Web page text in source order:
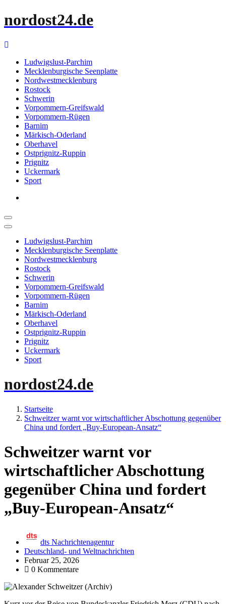
Inhalt
nordost24.de
Ludwigslust-Parchim
Mecklenburgische Seenplatte
Nordwestmecklenburg
Rostock
Schwerin
Vorpommern-Greifswald
Vorpommern-Rügen
Barnim
Märkisch-Oderland
Oberhavel
Ostprignitz-Ruppin
Prignitz
Uckermark
Sport
Ludwigslust-Parchim
Mecklenburgische Seenplatte
Nordwestmecklenburg
Rostock
Schwerin
Vorpommern-Greifswald
Vorpommern-Rügen
Barnim
Märkisch-Oderland
Oberhavel
Ostprignitz-Ruppin
Prignitz
Uckermark
Sport
nordost24.de
Startseite
Schweitzer warnt vor wirtschaftlicher Abschottung gegenüber
China und fordert „Buy-European-Ansatz“
Schweitzer warnt vor
wirtschaftlicher Abschottung
gegenüber China und fordert
„Buy-European-Ansatz“
dts Nachrichtenagentur
Deutschland- und Weltnachrichten
Februar 25, 2026
0 Kommentare